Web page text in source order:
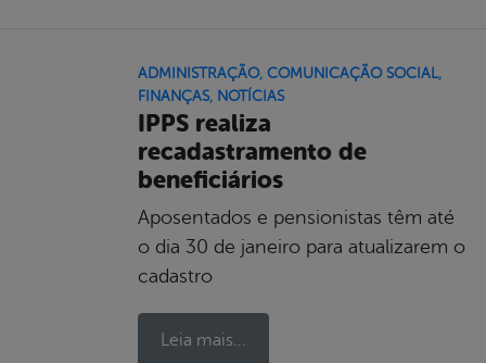
ADMINISTRAÇÃO, COMUNICAÇÃO SOCIAL,
FINANÇAS, NOTÍCIAS
IPPS realiza
recadastramento de
beneficiários
Aposentados e pensionistas têm até
o dia 30 de janeiro para atualizarem o
cadastro
Leia mais...